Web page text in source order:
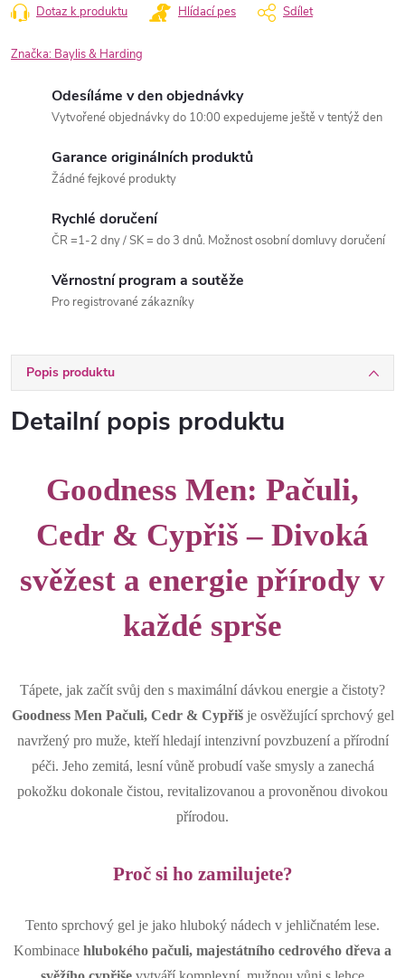
Dotaz k produktu Hlídací pes Sdílet
Značka: Baylis & Harding
Odesíláme v den objednávky
Vytvořené objednávky do 10:00 expedujeme ještě v tentýž den
Garance originálních produktů
Žádné fejkové produkty
Rychlé doručení
ČR =1-2 dny / SK = do 3 dnů. Možnost osobní domluvy doručení
Věrnostní program a soutěže
Pro registrované zákazníky
Popis produktu
Detailní popis produktu
Goodness Men: Pačuli,
Cedr & Cypřiš – Divoká
svěžest a energie přírody v
každé sprše
Tápete, jak začít svůj den s maximální dávkou energie a čistoty?
Goodness Men Pačuli, Cedr & Cypřišje osvěžující sprchový gel
navržený pro muže, kteří hledají intenzivní povzbuzení a přírodní
péči. Jeho zemitá, lesní vůně probudí vaše smysly a zanechá
pokožku dokonale čistou, revitalizovanou a provoněnou divokou
přírodou.
Proč si ho zamilujete?
Tento sprchový gel je jako hluboký nádech v jehličnatém lese.
Kombinace hlubokého pačuli, majestátního cedrového dřeva a